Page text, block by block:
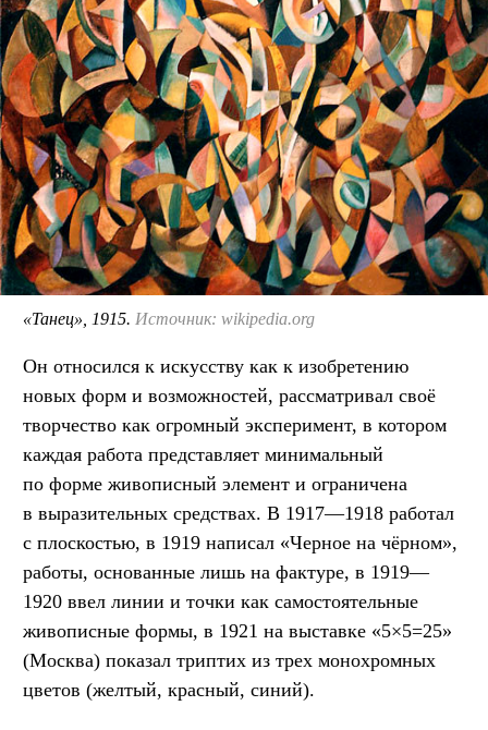
«Танец», 1915. Источник: wikipedia.org
Он относился к искусству как к изобретению
новых форм и возможностей, рассматривал своё
творчество как огромный эксперимент, в котором
каждая работа представляет минимальный
по форме живописный элемент и ограничена
в выразительных средствах. В 1917—1918 работал
с плоскостью, в 1919 написал «Черное на чёрном»,
работы, основанные лишь на фактуре, в 1919—
1920 ввел линии и точки как самостоятельные
живописные формы, в 1921 на выставке «5×5=25»
(Москва) показал триптих из трех монохромных
цветов (желтый, красный, синий).